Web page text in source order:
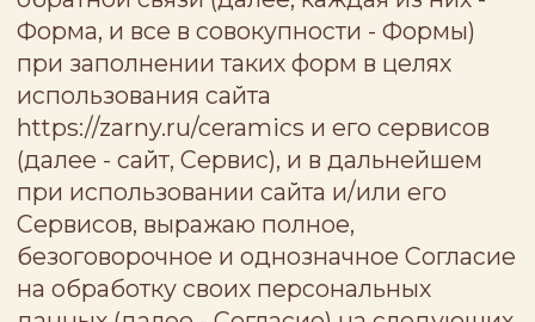
условиях:
1. Согласие выдано Индивидуальному
предпринимателю Поповой Наталии
Алексеевне (ИНН 111501054801, ОГРНИП
323911200067100); (далее - Оператор).
2. Согласие выдано на обработку
персональных данных:
- Фамилия, Имя, Отчество;
- адрес электронной почты;
- номер телефона;
- данные аккаунтов в социальных сетях и
мессенджерах;
- город проживания.
3. Согласие выдано на обработку